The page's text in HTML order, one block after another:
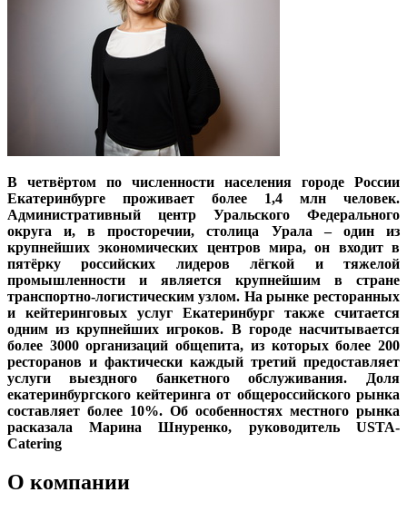
В четвёртом по численности населения городе России
Екатеринбурге проживает более 1,4 млн человек.
Административный центр Уральского Федерального
округа и, в просторечии, столица Урала – один из
крупнейших экономических центров мира, он входит в
пятёрку российских лидеров лёгкой и тяжелой
промышленности и является крупнейшим в стране
транспортно-логистическим узлом. На рынке ресторанных
и кейтеринговых услуг Екатеринбург также считается
одним из крупнейших игроков. В городе насчитывается
более 3000 организаций общепита, из которых более 200
ресторанов и фактически каждый третий предоставляет
услуги выездного банкетного обслуживания. Доля
екатеринбургского кейтеринга от общероссийского рынка
составляет более 10%. Об особенностях местного рынка
расказала Марина Шнуренко, руководитель USTA-
Catering
О компании